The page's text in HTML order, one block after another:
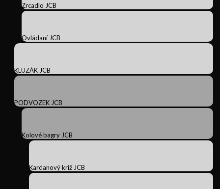
Zrcadlo JCB
Ovládaní JCB
KLUZÁK JCB
PODVOZEK JCB
Kolové bagry JCB
Kardanový kríž JCB